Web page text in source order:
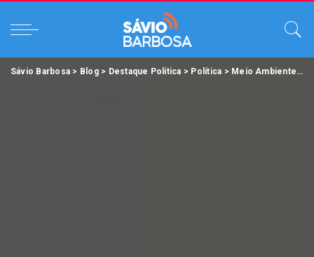
Sávio Barbosa > Blog> Destaque Política > Política > Meio Ambiente>